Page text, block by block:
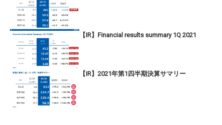
【IR】Financial results summary 1Q 2021
【IR】2021年第1四半期決算サマリー